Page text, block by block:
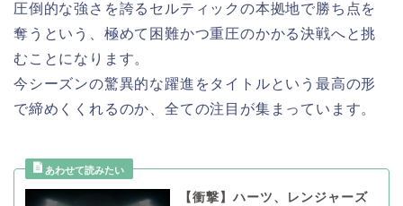
圧倒的な強さを誇るセルティックの本拠地で勝ち点を
奪うという、極めて困難かつ重圧のかかる決戦へと挑
むことになります。
今シーズンの驚異的な躍進をタイトルという最高の形
で締めくくれるのか、全ての注目が集まっています。
【衝撃】ハーツ、レンジャーズ